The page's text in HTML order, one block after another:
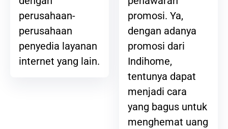
perusahaan-
perusahaan
penyedia layanan
internet yang lain.
promosi. Ya,
dengan adanya
promosi dari
Indihome,
tentunya dapat
menjadi cara
yang bagus untuk
menghemat uang